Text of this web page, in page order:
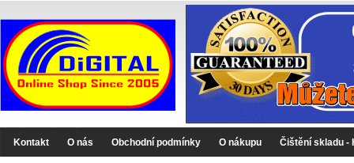
Kontakt O nás Obchodní podmínky O nákupu Čištění skladu -